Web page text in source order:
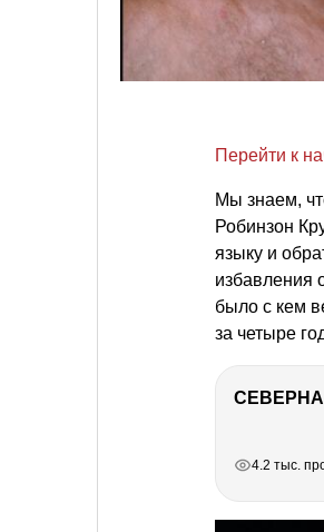
Перейти к
Мы знаем,
Робинзон
языку и
избавления
было с кем
за четыре
4.2 тыс.